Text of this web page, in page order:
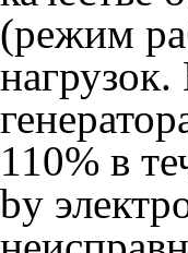
(режим
110% в
by